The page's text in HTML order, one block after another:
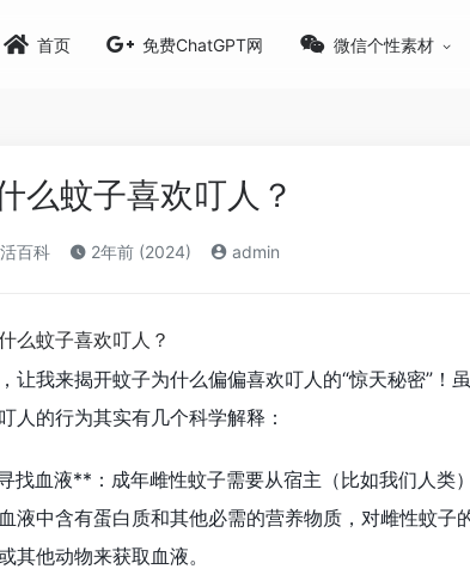
首页 免费ChatGPT网 微信个性素材
么蚊子喜欢叮人？
百科 2年前 (2024) admin
让我来揭开蚊子为什么偏偏喜欢叮人的“惊天秘密”！
人的行为其实有几个科学解释：
找血液**：成年雌性蚊子需要从宿主（比如我们人类
液中含有蛋白质和其他必需的营养物质，对雌性蚊子
其他动物来获取血液。